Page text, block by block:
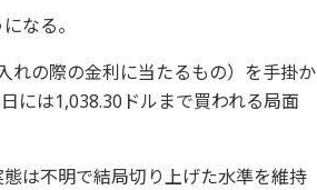
なる。
れの際の金利に当たるもの）を手掛か
には1,038.30ドルまで買われる局面
は不明で結局切り上げた水準を維持